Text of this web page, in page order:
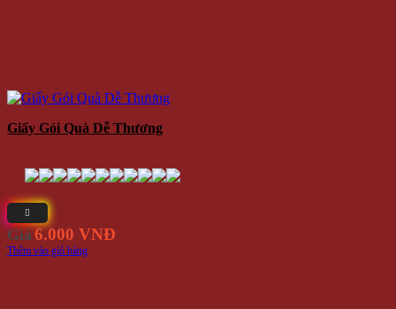
Giấy Gói Quà Dễ Thương
Giá6.000 VNĐ
Thêm vào giỏ hàng